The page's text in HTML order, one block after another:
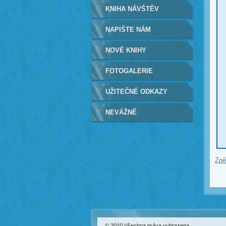
KNIHA NÁVŠTĚV
NAPIŠTE NÁM
NOVÉ KNIHY
FOTOGALERIE
UŽITEČNÉ ODKAZY
NEVÁŽNĚ